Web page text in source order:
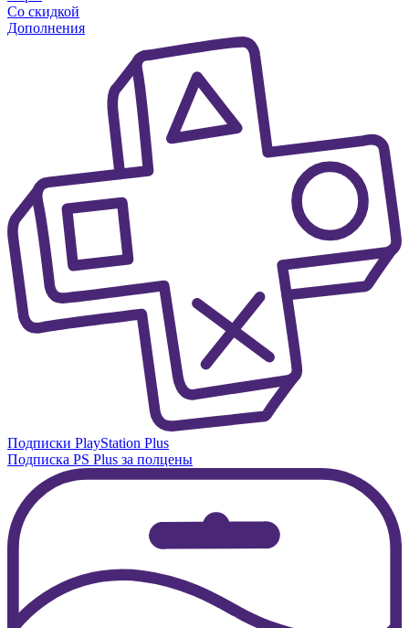
Со скидкой
Дополнения
Подписки PlayStation Plus
Подписка PS Plus за полцены